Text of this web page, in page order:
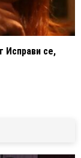
Исправи се,